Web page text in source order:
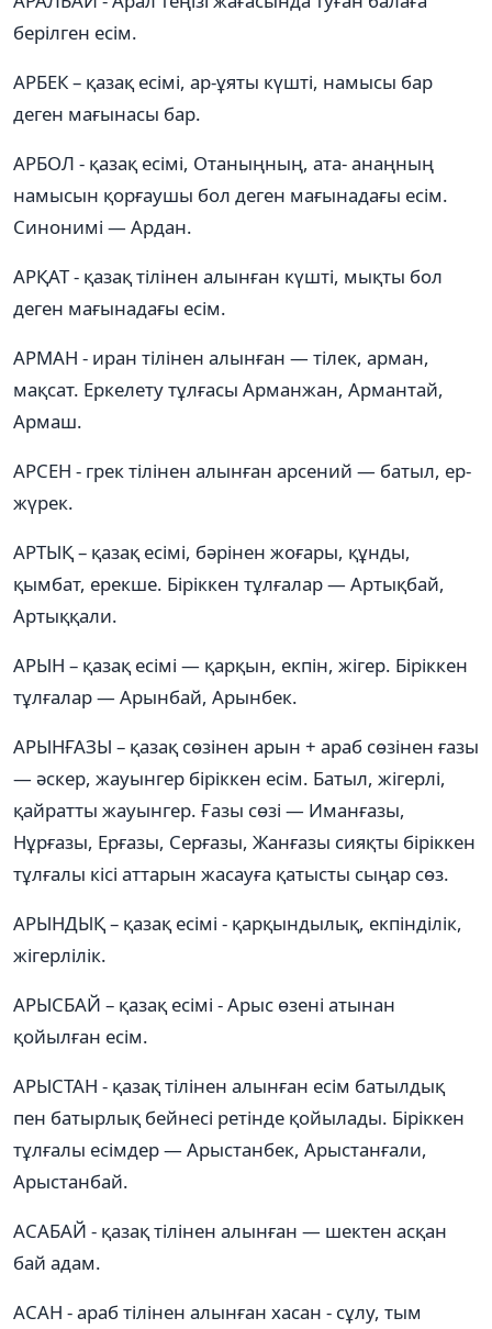
берілген есім.
АРБЕК – қазақ есімі, ар-ұяты күшті, намысы бар
деген мағынасы бар.
АРБОЛ - қазақ есімі, Отаныңның, ата- анаңның
намысын қорғаушы бол деген мағынадағы есім.
Синонимі — Ардан.
АРҚАТ - қазақ тілінен алынған күшті, мықты бол
деген мағынадағы есім.
АРМАН - иран тілінен алынған — тілек, арман,
мақсат. Еркелету тұлғасы Арманжан, Армантай,
Армаш.
АРСЕН - грек тілінен алынған арсений — батыл, ер-
жүрек.
АРТЫҚ – қазақ есімі, бәрінен жоғары, құнды,
қымбат, ерекше. Біріккен тұлғалар — Артықбай,
Артыққали.
АРЫН – қазақ есімі — қарқын, екпін, жігер. Біріккен
тұлғалар — Арынбай, Арынбек.
АРЫНҒАЗЫ – қазақ сөзінен арын + араб сөзінен ғазы
— әскер, жауынгер біріккен есім. Батыл, жігерлі,
қайратты жауынгер. Ғазы сөзі — Иманғазы,
Нұрғазы, Ерғазы, Серғазы, Жанғазы сияқты біріккен
тұлғалы кісі аттарын жасауға қатысты сыңар сөз.
АРЫНДЫҚ – қазақ есімі - қарқындылық, екпінділік,
жігерлілік.
АРЫСБАЙ – қазақ есімі - Арыс өзені атынан
қойылған есім.
АРЫСТАН - қазақ тілінен алынған есім батылдық
пен батырлық бейнесі ретінде қойылады. Біріккен
тұлғалы есімдер — Арыстанбек, Арыстанғали,
Арыстанбай.
АСАБАЙ - қазақ тілінен алынған — шектен асқан
бай адам.
АСАН - араб тілінен алынған хасан - сұлу, тым